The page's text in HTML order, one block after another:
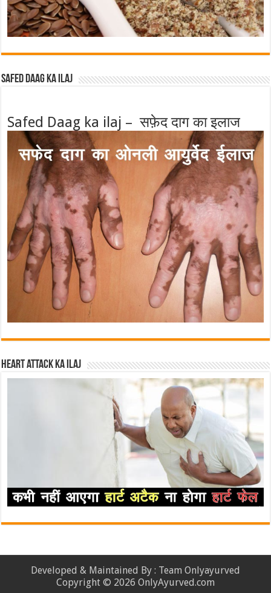
Safed Daag ka ilaj
Safed Daag ka ilaj – सफ़ेद दाग का इलाज
Heart attack ka ilaj
Developed & Maintained By : Team Onlyayurved
Copyright © 2026 OnlyAyurved.com